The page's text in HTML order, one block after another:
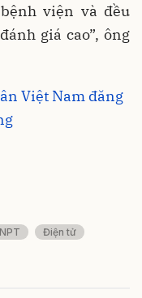
viện và đều
giá cao”, ông
Việt Nam đăng
Điện tử